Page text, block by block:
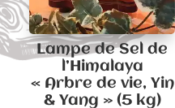
Lampe de Sel de
l’Himalaya
« Arbre de vie, Yin
& Yang » (5 kg)